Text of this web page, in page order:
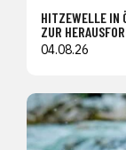
HITZEWELLE IN
ZUR
04.08.26